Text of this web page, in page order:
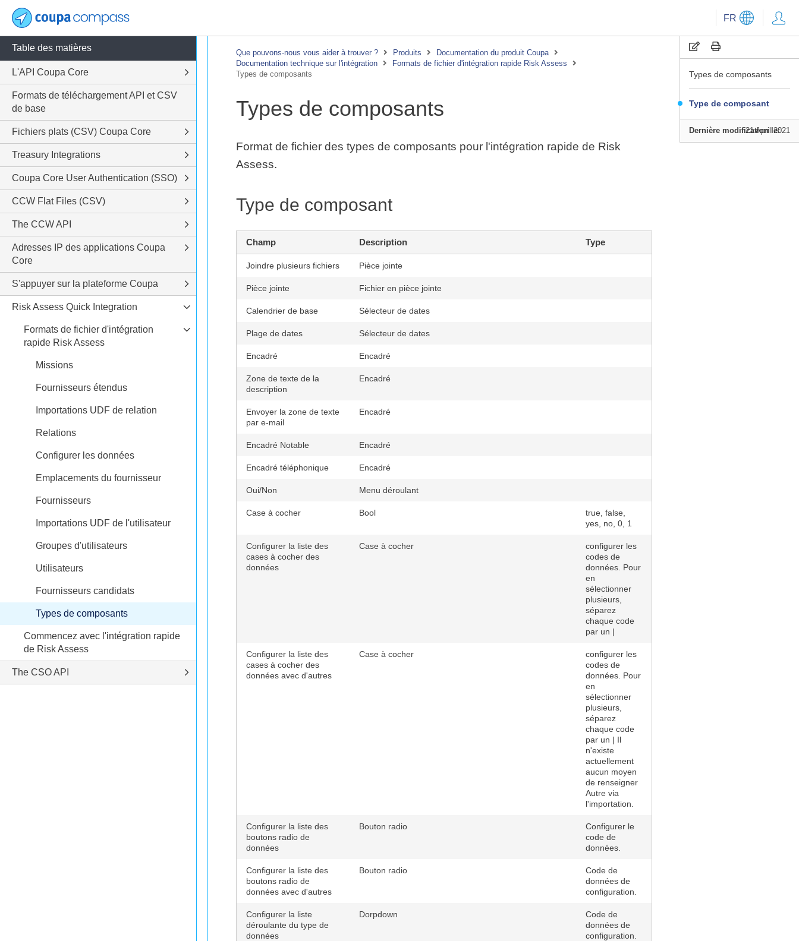
FR
Types de composants
Type de composant
Dernière modification le:
21 April 2021
Que pouvons-nous vous aider à trouver ? Produits
Documentation du produit Coupa
Documentation technique sur l'intégration
Formats de fichier d'intégration rapide Risk Assess
Types de composants
Types de composants
Format de fichier des types de composants pour l'intégration rapide de Risk
Assess.
Type de composant
Champ Description Type
Joindre plusieurs fichiers Pièce jointe
Pièce jointe Fichier en pièce jointe
Calendrier de base Sélecteur de dates
Plage de dates Sélecteur de dates
Encadré Encadré
Zone de texte de la
description
Encadré
Envoyer la zone de texte
par e-mail
Encadré
Encadré Notable Encadré
Encadré téléphonique Encadré
Oui/Non Menu déroulant
Case à cocher Bool
true, false,
yes, no, 0, 1
Configurer la liste des
cases à cocher des
données
Case à cocher
configurer les
codes de
données. Pour
en
sélectionner
plusieurs,
séparez
chaque code
par un |
Configurer la liste des
cases à cocher des
données avec d'autres
Case à cocher
configurer les
codes de
données. Pour
en
sélectionner
plusieurs,
séparez
chaque code
par un | Il
n'existe
actuellement
aucun moyen
de renseigner
Autre via
l'importation.
Configurer la liste des
boutons radio de
données
Bouton radio
Configurer le
code de
données.
Configurer la liste des
boutons radio de
données avec d'autres
Bouton radio
Code de
données de
configuration.
Configurer la liste
déroulante du type de
données
Dorpdown
Code de
données de
configuration.
Table des matières
L'API Coupa Core
Formats de téléchargement API et CSV
de base
Fichiers plats (CSV) Coupa Core
Treasury Integrations
Coupa Core User Authentication (SSO)
CCW Flat Files (CSV)
The CCW API
Adresses IP des applications Coupa
Core
S'appuyer sur la plateforme Coupa
Risk Assess Quick Integration
Formats de fichier d'intégration
rapide Risk Assess
Missions
Fournisseurs étendus
Importations UDF de relation
Relations
Configurer les données
Emplacements du fournisseur
Fournisseurs
Importations UDF de l'utilisateur
Groupes d'utilisateurs
Utilisateurs
Fournisseurs candidats
Types de composants
Commencez avec l'intégration rapide
de Risk Assess
The CSO API